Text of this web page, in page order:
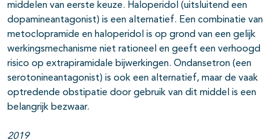
open- en dichtklappen
open- en dichtklappen
middelen van eerste keuze. Haloperidol (uitsluitend een
dopamineantagonist) is een alternatief. Een combinatie van
metoclopramide en haloperidol is op grond van een gelijk
werkingsmechanisme niet rationeel en geeft een verhoogd
risico op extrapiramidale bijwerkingen. Ondansetron (een
serotonineantagonist) is ook een alternatief, maar de vaak
optredende obstipatie door gebruik van dit middel is een
belangrijk bezwaar.
2019